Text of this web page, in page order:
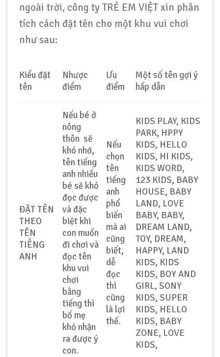
ngoài trời, công ty TRẺ EM VIỆT xin phân
tích cách đặt tên cho một khu vui chơi
như sau:
Kiểu đặt
tên
Nhược
điểm
Ưu
điểm
Một số tên gợi ý
hấp dẫn
ĐẶT TÊN
THEO
TÊN
TIẾNG
ANH
Nếu bé ở
nông
thôn sẽ
khó nhớ,
tên tiếng
anh nhiều
bé sẽ khó
đọc được
và đặc
biệt khi
con muốn
đi chơi và
đọc tên
khu vui
chơi
bằng
tiếng thì
bố mẹ
khó nhận
ra được ý
con.
Nếu
chọn
tên
tiếng
anh
phổ
biến
mà ai
cũng
biết,
dễ
đọc
thì
cũng
là lợi
thế.
KIDS PLAY, KIDS
PARK, HPPY
KIDS, HELLO
KIDS, HI KIDS,
KIDS WORD,
123 KIDS, BABY
HOUSE, BABY
LAND, LOVE
BABY, BABY,
DREAM LAND,
TOY, DREAM,
HAPPY, LAND
KIDS, KIDS
KIDS, BOY AND
GIRL, SONY
KIDS, SUPER
KIDS, HELLO
KIDS, BABY
ZONE, LOVE
KIDS,